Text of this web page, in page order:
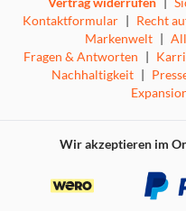
Kontaktformular | Recht
Markenwelt |
Fragen & Antworten |
Nachhaltigkeit |
Wir akzeptieren im